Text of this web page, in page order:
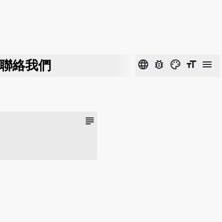
絡我們 language bug_report color_lens format_size menu
subject